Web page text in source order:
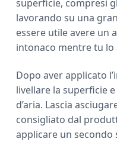
superficie, compresi
lavorando su una
essere utile avere un
intonaco mentre tu lo
Dopo aver applicato
livellare la superficie
d’aria. Lascia
consigliato dal
applicare un secondo